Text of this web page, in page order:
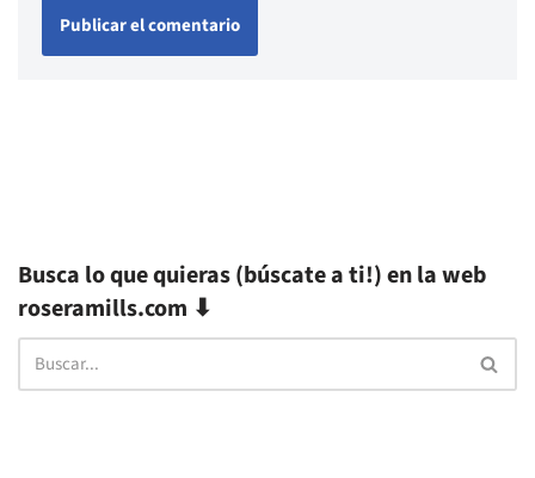
Busca lo que quieras (búscate a ti!) en la web
roseramills.com ⬇